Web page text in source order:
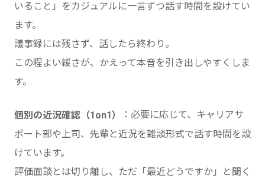
いること」をカジュアルに一言ずつ話す時間を設けてい
ます。
議事録には残さず、話したら終わり。
この程よい緩さが、かえって本音を引き出しやすくしま
す。
個別の近況確認（1on1）
：必要に応じて、キャリアサ
ポート部や上司、先輩と近況を雑談形式で話す時間を設
けています。
評価面談とは切り離し、ただ「最近どうですか」と聞く